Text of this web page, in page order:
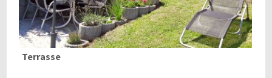
Terrasse